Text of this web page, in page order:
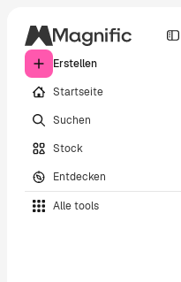
Erstellen
Startseite
Suchen
Stock
Entdecken
Alle tools